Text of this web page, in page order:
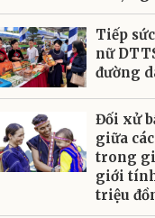
Tiếp
nữ
đường
Đối xử
giữa
trong
giới
triệu